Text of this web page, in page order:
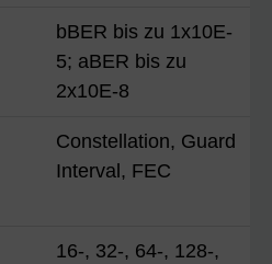
bBER bis zu 1x10E-
5; aBER bis zu
2x10E-8
Constellation, Guard
Interval, FEC
16-, 32-, 64-, 128-,